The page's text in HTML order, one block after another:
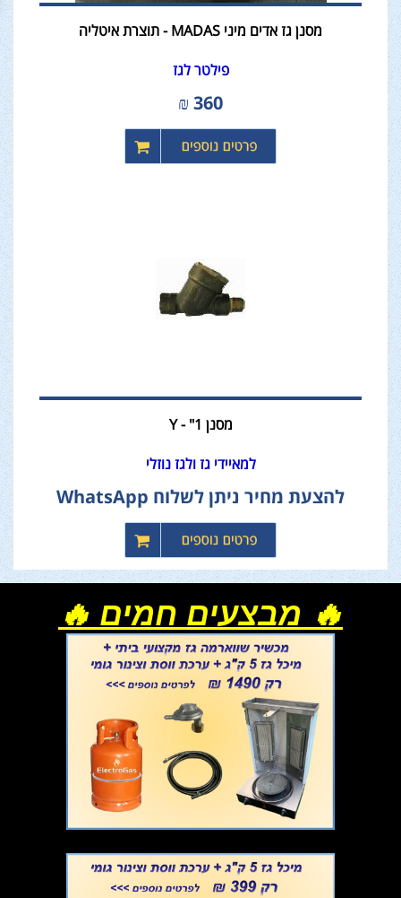
מסנן גז אדים מיני MADAS - תוצרת איטליה
פילטר לגז
360
₪
מסנן 1" - Y
למאיידי גז ולגז נוזלי
להצעת מחיר ניתן לשלוח WhatsApp
🔥 מבצעים חמים 🔥